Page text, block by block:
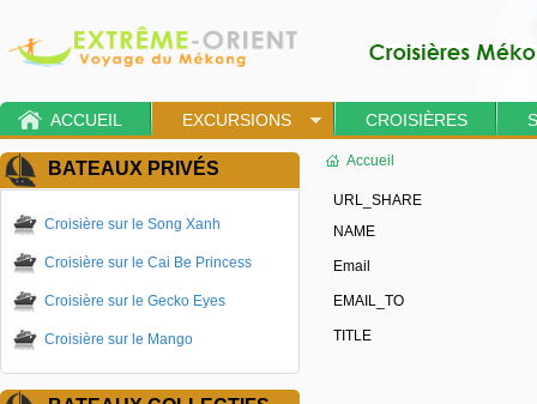
ACCUEIL EXCURSIONS CROISIÈRES
BATEAUX PRIVÉS
Croisière sur le Song Xanh
Croisière sur le Cai Be Princess
Croisière sur le Gecko Eyes
Croisière sur le Mango
Accueil
URL_SHARE
NAME
Email
EMAIL_TO
TITLE